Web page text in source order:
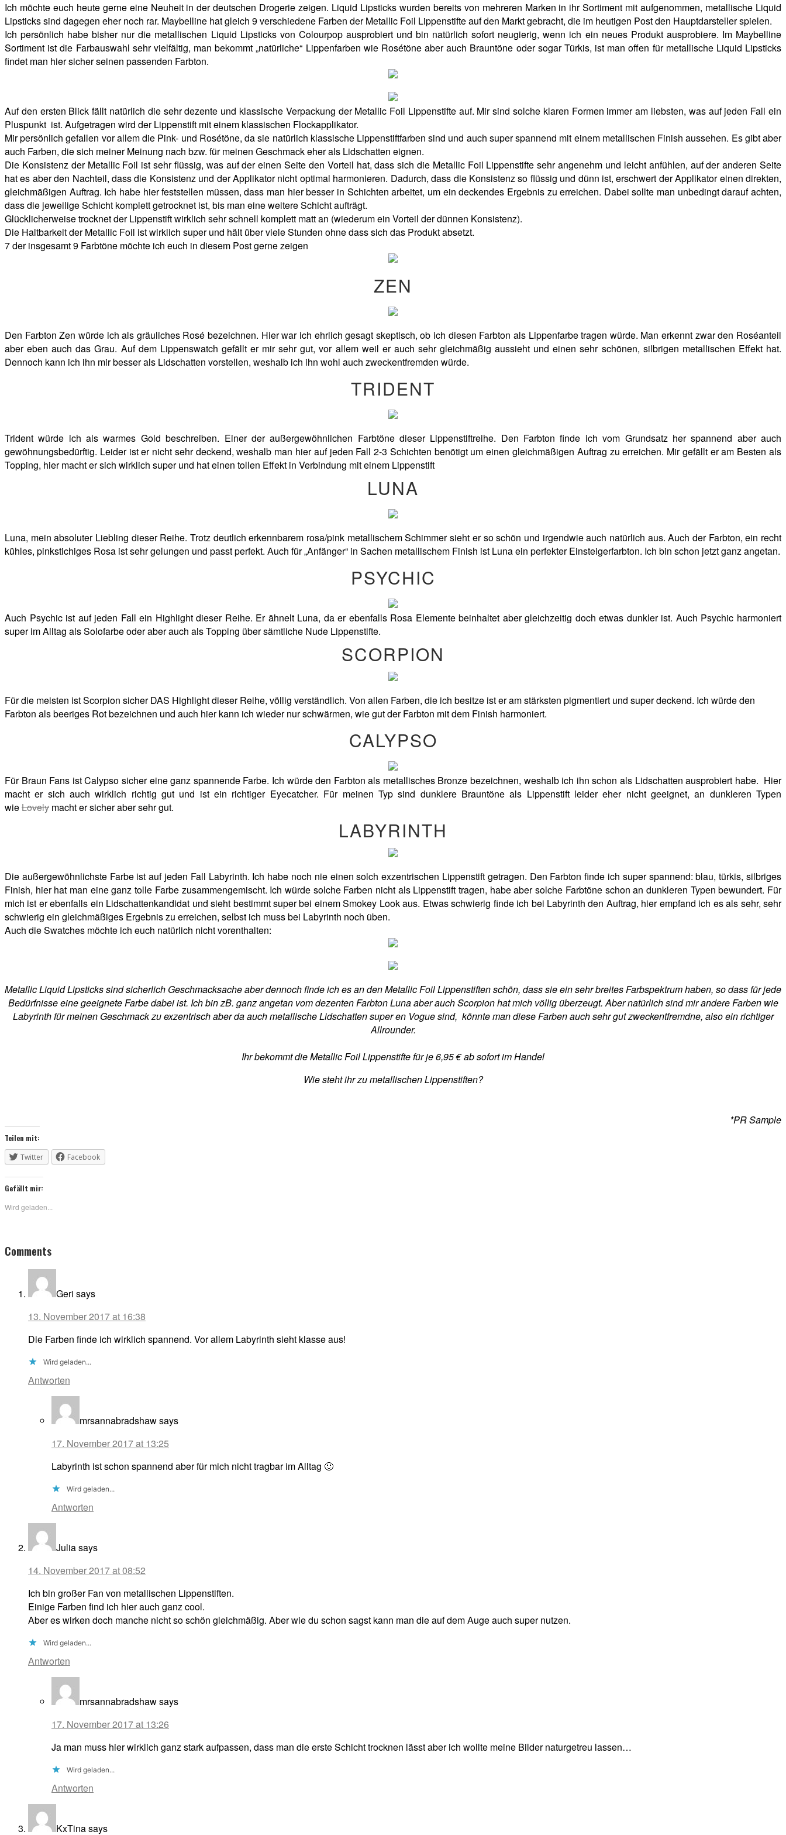
Ich möchte euch heute gerne eine Neuheit in der deutschen Drogerie zeigen. Liquid Lipsticks wurden bereits von mehreren Marken in ihr Sortiment mit aufgenommen, metallische Liquid
Lipsticks sind dagegen eher noch rar. Maybelline hat gleich 9 verschiedene Farben der Metallic Foil Lippenstifte auf den Markt gebracht, die im heutigen Post den Hauptdarsteller spielen.
Ich persönlich habe bisher nur die metallischen Liquid Lipsticks von Colourpop ausprobiert und bin natürlich sofort neugierig, wenn ich ein neues Produkt ausprobiere. Im Maybelline
Sortiment ist die Farbauswahl sehr vielfältig, man bekommt „natürliche“ Lippenfarben wie Rosétöne aber auch Brauntöne oder sogar Türkis, ist man offen für metallische Liquid Lipsticks
findet man hier sicher seinen passenden Farbton.
Auf den ersten Blick fällt natürlich die sehr dezente und klassische Verpackung der Metallic Foil Lippenstifte auf. Mir sind solche klaren Formen immer am liebsten, was auf jeden Fall ein
Pluspunkt ist. Aufgetragen wird der Lippenstift mit einem klassischen Flockapplikator.
Mir persönlich gefallen vor allem die Pink- und Rosétöne, da sie natürlich klassische Lippenstiftfarben sind und auch super spannend mit einem metallischen Finish aussehen. Es gibt aber
auch Farben, die sich meiner Meinung nach bzw. für meinen Geschmack eher als Lidschatten eignen.
Die Konsistenz der Metallic Foil ist sehr flüssig, was auf der einen Seite den Vorteil hat, dass sich die Metallic Foil Lippenstifte sehr angenehm und leicht anfühlen, auf der anderen Seite
hat es aber den Nachteil, dass die Konsistenz und der Applikator nicht optimal harmonieren. Dadurch, dass die Konsistenz so flüssig und dünn ist, erschwert der Applikator einen direkten,
gleichmäßigen Auftrag. Ich habe hier feststellen müssen, dass man hier besser in Schichten arbeitet, um ein deckendes Ergebnis zu erreichen. Dabei sollte man unbedingt darauf achten,
dass die jeweilige Schicht komplett getrocknet ist, bis man eine weitere Schicht aufträgt.
Glücklicherweise trocknet der Lippenstift wirklich sehr schnell komplett matt an (wiederum ein Vorteil der dünnen Konsistenz).
Die Haltbarkeit der Metallic Foil ist wirklich super und hält über viele Stunden ohne dass sich das Produkt absetzt.
7 der insgesamt 9 Farbtöne möchte ich euch in diesem Post gerne zeigen
ZEN
Den Farbton Zen würde ich als gräuliches Rosé bezeichnen. Hier war ich ehrlich gesagt skeptisch, ob ich diesen Farbton als Lippenfarbe tragen würde. Man erkennt zwar den Roséanteil
aber eben auch das Grau. Auf dem Lippenswatch gefällt er mir sehr gut, vor allem weil er auch sehr gleichmäßig aussieht und einen sehr schönen, silbrigen metallischen Effekt hat.
Dennoch kann ich ihn mir besser als Lidschatten vorstellen, weshalb ich ihn wohl auch zweckentfremden würde.
TRIDENT
Trident würde ich als warmes Gold beschreiben. Einer der außergewöhnlichen Farbtöne dieser Lippenstiftreihe. Den Farbton finde ich vom Grundsatz her spannend aber auch
gewöhnungsbedürftig. Leider ist er nicht sehr deckend, weshalb man hier auf jeden Fall 2-3 Schichten benötigt um einen gleichmäßigen Auftrag zu erreichen. Mir gefällt er am Besten als
Topping, hier macht er sich wirklich super und hat einen tollen Effekt in Verbindung mit einem Lippenstift
LUNA
Luna, mein absoluter Liebling dieser Reihe. Trotz deutlich erkennbarem rosa/pink metallischem Schimmer sieht er so schön und irgendwie auch natürlich aus. Auch der Farbton, ein recht
kühles, pinkstichiges Rosa ist sehr gelungen und passt perfekt. Auch für „Anfänger“ in Sachen metallischem Finish ist Luna ein perfekter Einsteigerfarbton. Ich bin schon jetzt ganz angetan.
PSYCHIC
Auch Psychic ist auf jeden Fall ein Highlight dieser Reihe. Er ähnelt Luna, da er ebenfalls Rosa Elemente beinhaltet aber gleichzeitig doch etwas dunkler ist. Auch Psychic harmoniert
super im Alltag als Solofarbe oder aber auch als Topping über sämtliche Nude Lippenstifte.
SCORPION
Für die meisten ist Scorpion sicher DAS Highlight dieser Reihe, völlig verständlich. Von allen Farben, die ich besitze ist er am stärksten pigmentiert und super deckend. Ich würde den
Farbton als beeriges Rot bezeichnen und auch hier kann ich wieder nur schwärmen, wie gut der Farbton mit dem Finish harmoniert.
CALYPSO
Für Braun Fans ist Calypso sicher eine ganz spannende Farbe. Ich würde den Farbton als metallisches Bronze bezeichnen, weshalb ich ihn schon als Lidschatten ausprobiert habe. Hier
macht er sich auch wirklich richtig gut und ist ein richtiger Eyecatcher. Für meinen Typ sind dunklere Brauntöne als Lippenstift leider eher nicht geeignet, an dunkleren Typen
wieLovely macht er sicher aber sehr gut.
LABYRINTH
Die außergewöhnlichste Farbe ist auf jeden Fall Labyrinth. Ich habe noch nie einen solch exzentrischen Lippenstift getragen. Den Farbton finde ich super spannend: blau, türkis, silbriges
Finish, hier hat man eine ganz tolle Farbe zusammengemischt. Ich würde solche Farben nicht als Lippenstift tragen, habe aber solche Farbtöne schon an dunkleren Typen bewundert. Für
mich ist er ebenfalls ein Lidschattenkandidat und sieht bestimmt super bei einem Smokey Look aus. Etwas schwierig finde ich bei Labyrinth den Auftrag, hier empfand ich es als sehr, sehr
schwierig ein gleichmäßiges Ergebnis zu erreichen, selbst ich muss bei Labyrinth noch üben.
Auch die Swatches möchte ich euch natürlich nicht vorenthalten:
Metallic Liquid Lipsticks sind sicherlich Geschmacksache aber dennoch finde ich es an den Metallic Foil Lippenstiften schön, dass sie ein sehr breites Farbspektrum haben, so dass für jede
Bedürfnisse eine geeignete Farbe dabei ist. Ich bin zB. ganz angetan vom dezenten Farbton Luna aber auch Scorpion hat mich völlig überzeugt. Aber natürlich sind mir andere Farben wie
Labyrinth für meinen Geschmack zu exzentrisch aber da auch metallische Lidschatten super en Vogue sind, könnte man diese Farben auch sehr gut zweckentfremdne, also ein richtiger
Allrounder.
Ihr bekommt die Metallic Foil Lippenstifte für je 6,95 € ab sofort im Handel
Wie steht ihr zu metallischen Lippenstiften?
*PR Sample
Teilen mit:
Twitter
Facebook
Gefällt mir:
Wird geladen...
Reader
Interactions
Comments
Geri says
13. November 2017 at 16:38
Die Farben finde ich wirklich spannend. Vor allem Labyrinth sieht klasse aus!
Wird geladen...
Antworten
mrsannabradshawsays
17. November 2017 at 13:25
Labyrinth ist schon spannend aber für mich nicht tragbar im Alltag 🙂
Wird geladen...
Antworten
Juliasays
14. November 2017 at 08:52
Ich bin großer Fan von metallischen Lippenstiften.
Einige Farben find ich hier auch ganz cool.
Aber es wirken doch manche nicht so schön gleichmäßig. Aber wie du schon sagst kann man die auf dem Auge auch super nutzen.
Wird geladen...
Antworten
mrsannabradshawsays
17. November 2017 at 13:26
Ja man muss hier wirklich ganz stark aufpassen, dass man die erste Schicht trocknen lässt aber ich wollte meine Bilder naturgetreu lassen…
Wird geladen...
Antworten
KxTinasays